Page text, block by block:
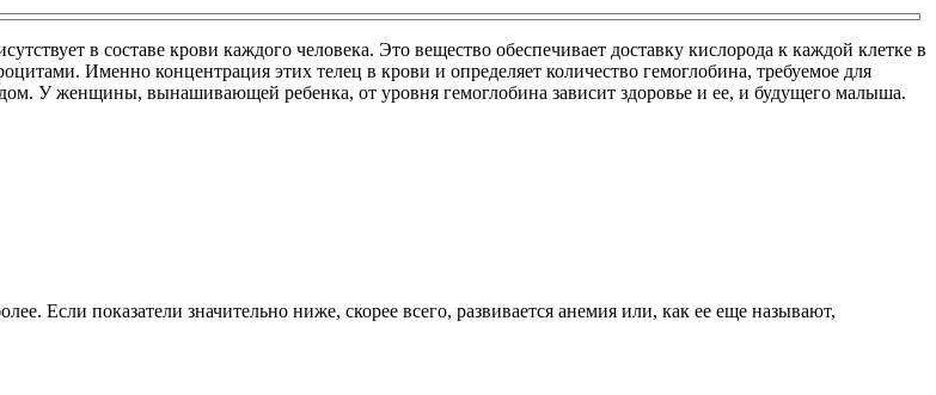
в составе крови каждого человека. Это вещество обеспечивает доставку кислорода к каждой клетке в
Именно концентрация этих телец в крови и определяет количество гемоглобина, требуемое для
У женщины, вынашивающей ребенка, от уровня гемоглобина зависит здоровье и ее, и будущего малыша.
Если показатели значительно ниже, скорее всего, развивается анемия или, как ее еще называют,